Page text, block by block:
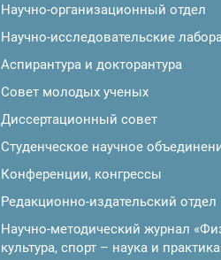
Научно-организационный отдел
Научно-исследовательские
Аспирантура и докторантура
Совет молодых ученых
Диссертационный совет
Студенческое научное
Конференции, конгрессы
Редакционно-издательский отдел
Научно-методический журнал
культура, спорт – наука и